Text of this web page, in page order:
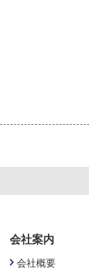
会社案内
会社概要